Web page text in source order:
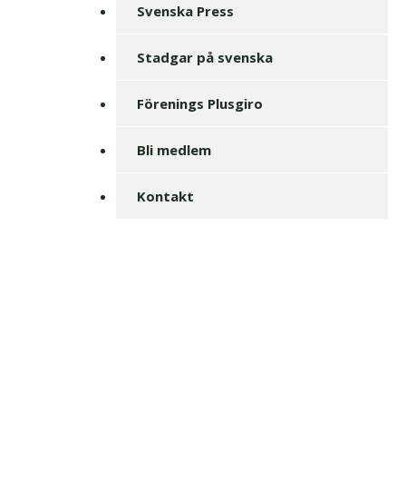
Svenska Press
Stadgar på svenska
Förenings Plusgiro
Bli medlem
Kontakt